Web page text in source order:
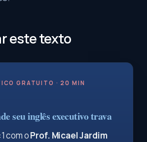
este texto
GRATUITO · 20 MIN
seu inglês executivo trava
com oProf. Micael Jardim